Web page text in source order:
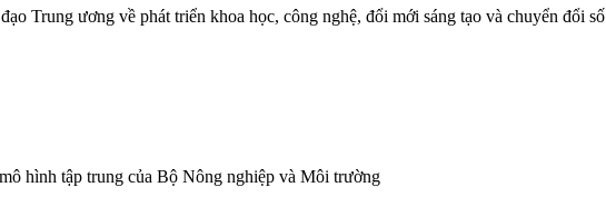
Trung ương về phát triển khoa học, công nghệ, đổi mới sáng tạo và chuyển đổi số
hình tập trung của Bộ Nông nghiệp và Môi trường